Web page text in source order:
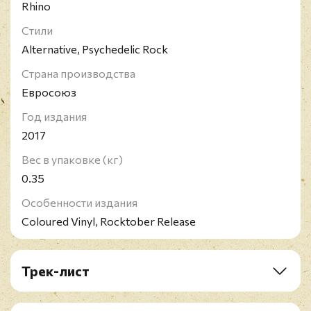
Rhino
Стили
Alternative, Psychedelic Rock
Страна производства
Евросоюз
Год издания
2017
Вес в упаковке (кг)
0.35
Особенности издания
Coloured Vinyl, Rocktober Release
Трек-лист
A1. Who Loves The Sun
A2. Sweet Jane